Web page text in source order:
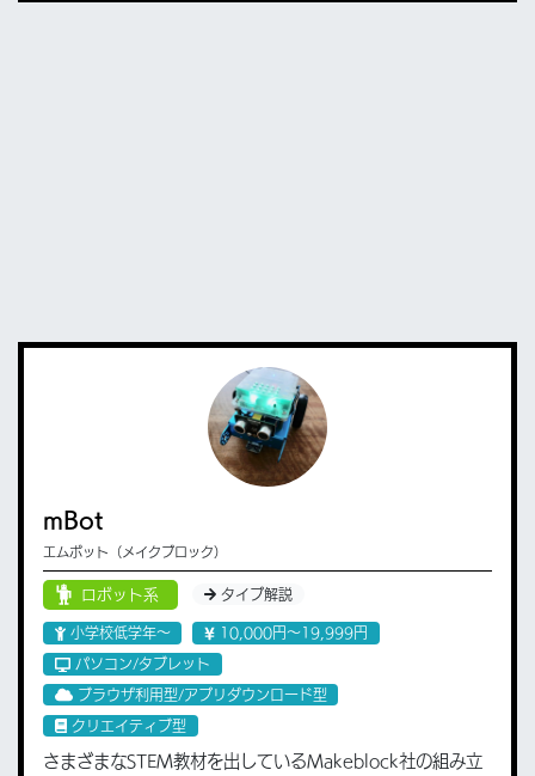
mBot
エムボット（メイクブロック）
ロボット系 タイプ解説
小学校低学年〜 10,000円〜19,999円
パソコン/タブレット
ブラウザ利用型/アプリダウンロード型
クリエイティブ型
さまざまなSTEM教材を出しているMakeblock社の組み立